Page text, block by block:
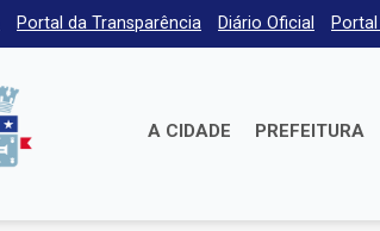
Portal da Transparência Diário Oficial
A CIDADE PREFEITURA